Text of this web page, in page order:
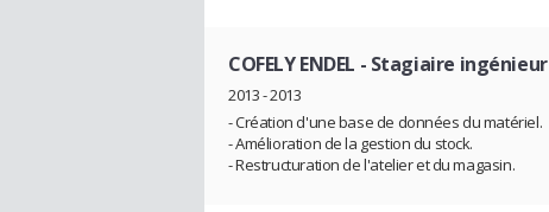
COFELY ENDEL - Stagiaire ingénieur
2013 - 2013
- Création d'une base de données du matériel.
- Amélioration de la gestion du stock.
- Restructuration de l'atelier et du magasin.